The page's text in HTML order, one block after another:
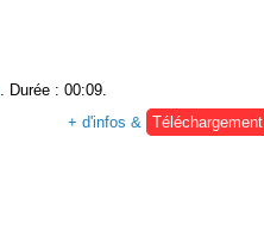
. Durée : 00:09.
+ d'infos &
Téléchargement